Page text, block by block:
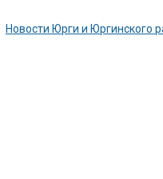
Новости Юрги и Юргинского